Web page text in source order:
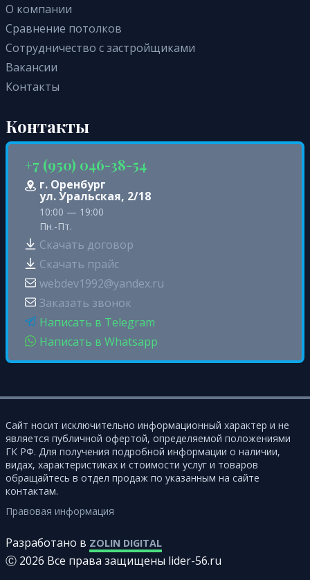
О компании
Сравнение потолков
Сотрудничество с застройщиками
Вакансии
Контакты
Контакты
+7 (950) 046-38-54
г. Оренбург
ул. Уральская, 2/18
10:00 — 19:00
Пн.-Пт.
Скачать договор
Скачать прайс
webdev1992@yandex.ru
Заказать звонок
Написать в Telegram
Написать в Whatsapp
Сайт носит исключительно информационный характер и не
является публичной офертой, определяемой положениями
ГК РФ. Для получения подробной информации о наличии,
видах, характеристиках и стоимости услуг и товаров
обращайтесь в отдел продаж по указанным на сайте
контактам.
Правовая информация
Разработано в ZOLIN DIGITAL
Ⓒ 2026 Все права защищены lider-56.ru